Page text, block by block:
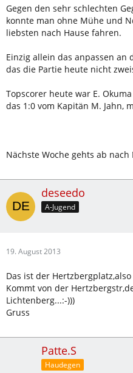
Gegen den sehr schlechten
konnte man ohne Mühe und
liebsten nach Hause fahren.
Einzig allein das anpassen an
das die Partie heute nicht
Topscorer heute war E.
das 1:0 vom Kapitän M. Jahn,
Nächste Woche gehts ab
deseedo
A-Jugend
19. August 2013
Das ist der
Kommt von der
Lichtenberg...:-)))
Gruss
Patte.S
Haudegen